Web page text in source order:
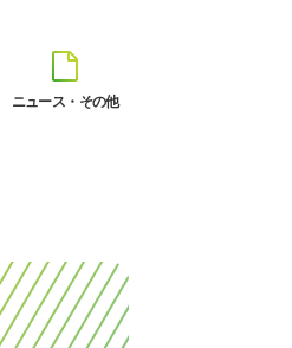
ニュース・その他